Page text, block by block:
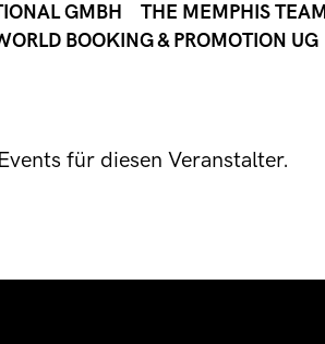
GMBH
THE MEMPHIS TEAM
BOOKING & PROMOTION UG
für diesen Veranstalter.